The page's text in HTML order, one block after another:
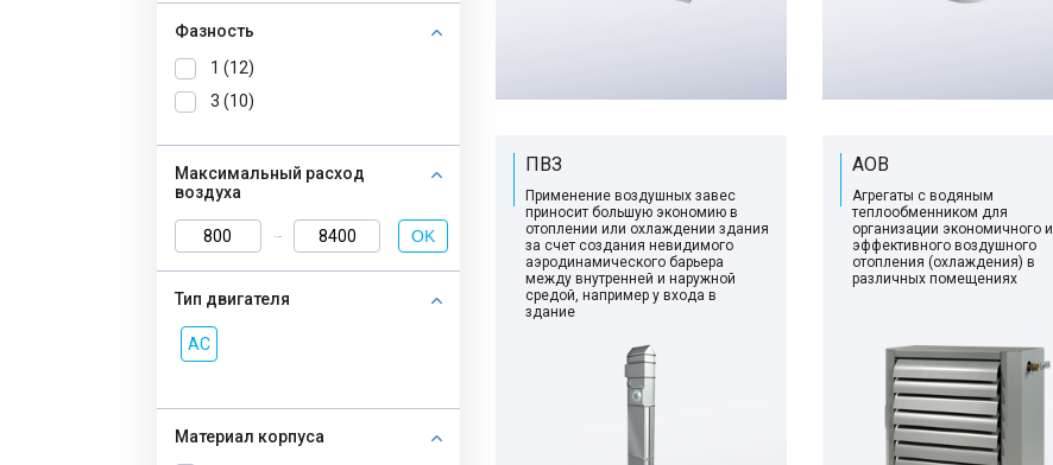
Фазность
1 (12)
3 (10)
Максимальный расход
воздуха
OK
Тип двигателя
AC
Материал корпуса
ПВЗ
Применение воздушных завес
приносит большую экономию в
отоплении или охлаждении здания
за счет создания невидимого
аэродинамического барьера
между внутренней и наружной
средой, например у входа в
здание
АОВ
Агрегаты с водяным
теплообменником для
организации экономичного и
эффективного воздушного
отопления (охлаждения) в
различных помещениях